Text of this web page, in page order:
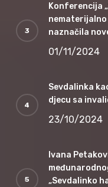
Konferencija
nematerijalno
naznačila
01/11/2024
Sevdalinka
djecu sa
23/10/2024
Ivana
„Sevdalinko